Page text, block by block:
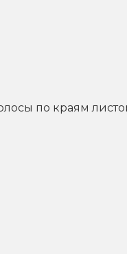
по краям